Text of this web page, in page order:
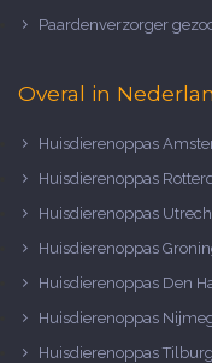
Paardenverzorger
Overal in
Huisdierenoppas
Huisdierenoppas
Huisdierenoppas
Huisdierenoppas
Huisdierenoppas Den
Huisdierenoppas
Huisdierenoppas